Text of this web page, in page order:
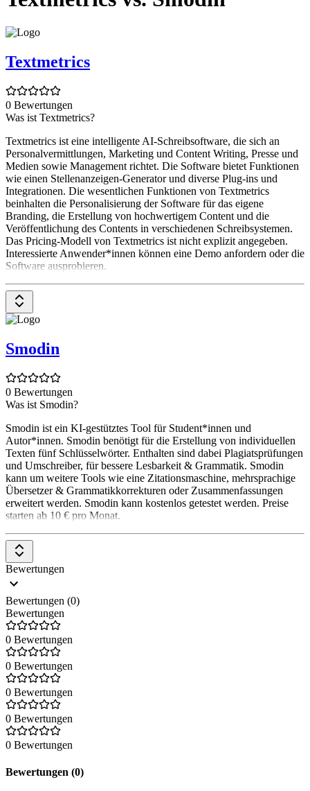
Textmetrics
0 Bewertungen
Was ist Textmetrics?
Textmetrics ist eine intelligente AI-Schreibsoftware, die sich an
Personalvermittlungen, Marketing und Content Writing, Presse und
Medien sowie Management richtet. Die Software bietet Funktionen
wie einen Stellenanzeigen-Generator und diverse Plug-ins und
Integrationen. Die wesentlichen Funktionen von Textmetrics
beinhalten die Personalisierung der Software für das eigene
Branding, die Erstellung von hochwertigem Content und die
Veröffentlichung des Contents in verschiedenen Schreibsystemen.
Das Pricing-Modell von Textmetrics ist nicht explizit angegeben.
Interessierte Anwender*innen können eine Demo anfordern oder die
Software ausprobieren.
Smodin
0 Bewertungen
Was ist Smodin?
Smodin ist ein KI-gestütztes Tool für Student*innen und
Autor*innen. Smodin benötigt für die Erstellung von individuellen
Texten fünf Schlüsselwörter. Enthalten sind dabei Plagiatsprüfungen
und Umschreiber, für bessere Lesbarkeit & Grammatik. Smodin
kann um weitere Tools wie eine Zitationsmaschine, mehrsprachige
Übersetzer & Grammatikkorrekturen oder Zusammenfassungen
erweitert werden. Smodin kann kostenlos getestet werden. Preise
starten ab 10 € pro Monat.
Bewertungen
Bewertungen (0)
Bewertungen
0 Bewertungen
0 Bewertungen
0 Bewertungen
0 Bewertungen
0 Bewertungen
Bewertungen (0)